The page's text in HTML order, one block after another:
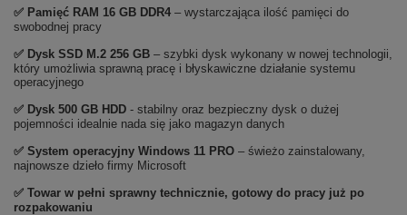
✅ Pamięć RAM 16 GB DDR4 – wystarczająca ilość pamięci do
swobodnej pracy
✅ Dysk SSD M.2 256 GB – szybki dysk wykonany w nowej technologii,
który umożliwia sprawną pracę i błyskawiczne działanie systemu
operacyjnego
✅ Dysk 500 GB HDD - stabilny oraz bezpieczny dysk o dużej
pojemności idealnie nada się jako magazyn danych
✅ System operacyjny Windows 11 PRO – świeżo zainstalowany,
najnowsze dzieło firmy Microsoft
✅ Towar w pełni sprawny technicznie, gotowy do pracy już po
rozpakowaniu